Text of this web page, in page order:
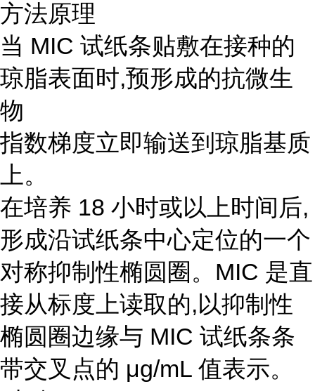
方法原理
当 MIC 试纸条贴敷在接种的
琼脂表面时,预形成的抗微生
物
指数梯度立即输送到琼脂基质
上。
在培养 18 小时或以上时间后,
形成沿试纸条中心定位的一个
对称抑制性椭圆圈。MIC 是直
接从标度上读取的,以抑制性
椭圆圈边缘与 MIC 试纸条条
带交叉点的 μg/mL 值表示。